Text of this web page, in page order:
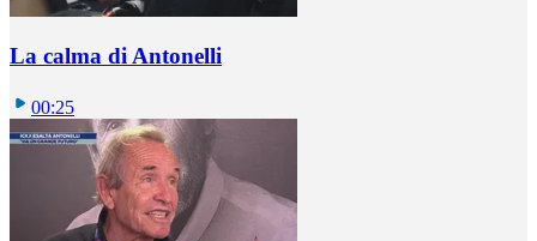
La calma di Antonelli
00:25